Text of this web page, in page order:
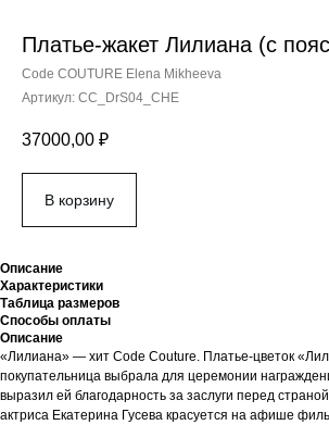
Платье-жакет Лилиана (с
Code COUTURE Elena Mikheeva
Артикул: CC_DrS04_CHE
37000,00 ₽
В корзину
Описание
Характеристики
Таблица размеров
Способы оплаты
Описание
«Лилиана» — хит Code Couture. Платье-цветок
покупательница выбрала для церемонии
выразил ей благодарность за заслуги перед
актриса Екатерина Гусева красуется на афише